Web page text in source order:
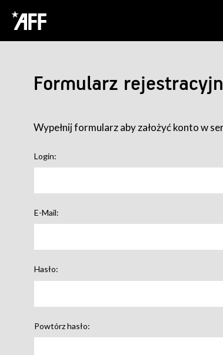
Formularz
Wypełnij formularz aby założyć konto w
Login:
E-Mail:
Hasło:
Powtórz hasło: